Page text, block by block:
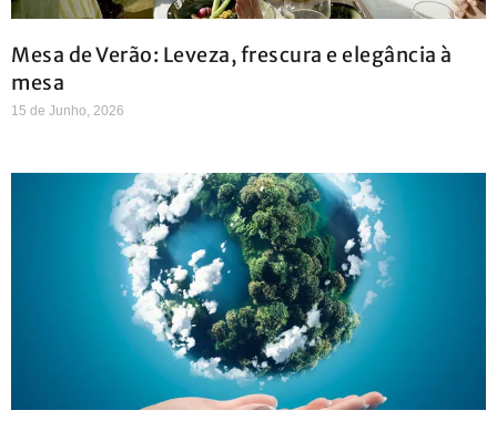
Mesa de Verão: Leveza, frescura e elegância à
mesa
15 de Junho, 2026